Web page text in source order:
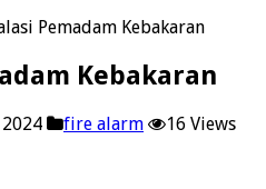
Pemadam Kebakaran
Kebakaran
fire alarm
16 Views